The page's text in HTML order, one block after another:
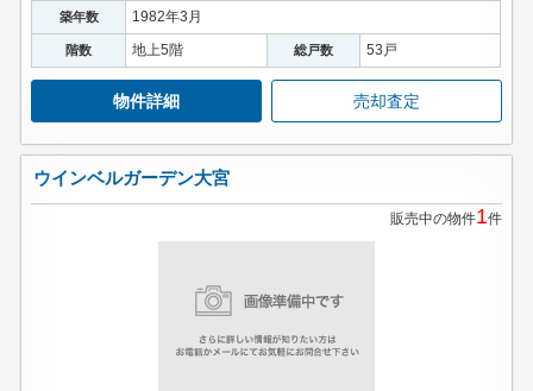
築年数 1982年3月
階数 地上5階 総戸数 53戸
物件詳細 売却査定
ウインベルガーデン大宮
販売中の物件1件